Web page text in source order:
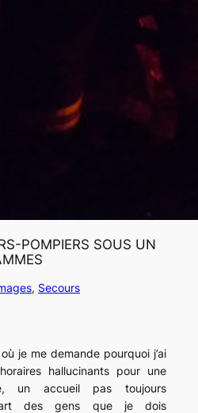
POMPIERS SOUS UN
, Secours
je me demande pourquoi j’ai
hallucinants pour une
un accueil pas toujours
des gens que je dois